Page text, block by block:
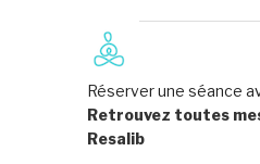
Réserver une séance
Retrouvez toutes
Resalib